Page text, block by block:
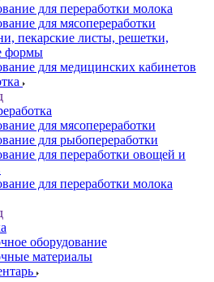
для переработки молока
для мясопереработки
пекарские листы, решетки,
формы
для медицинских кабинетов
для мясопереработки
для рыбопереработки
для переработки овощей и
для переработки молока
оборудование
материалы